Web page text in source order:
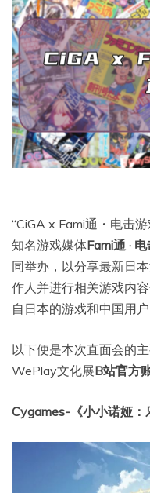
“CiGA x Fami通・电击
知名游戏媒体Fami通 ·
同举办，以分享最新日
作人并进行相关游戏内
自日本的游戏和中国用
以下便是本次直面会的
WePlay文化展B站官方
Cygames-《小小诺娅：